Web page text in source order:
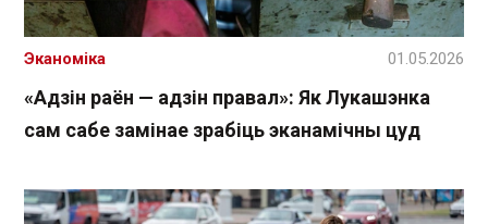
«Адзін раён — адзін правал»: Як Лукашэнка
сам сабе замінае зрабіць эканамічны цуд
Эканоміка 01.05.2026